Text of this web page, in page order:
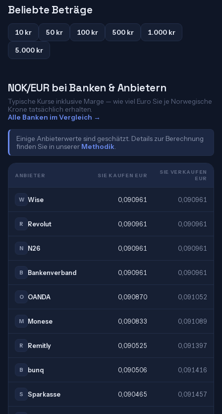
Beliebte Beträge
10 kr 50 kr 100 kr 500 kr
1.000 kr
5.000 kr
NOK/EUR bei Banken & Anbietern
Typische Kurse inklusive Marge — wie viel Euro Sie je Norwegische
Krone tatsächlich erhalten.
Alle Banken im Vergleich →
Einige Anbieterwerte sind geschätzt. Details zur Berechnung
finden Sie in unserer Methodik
ANBIETER SIE KAUFEN EUR
SIE VERKAUFEN
EUR
W Wise 0,090961 0,090961
R Revolut 0,090961 0,090961
N N26 0,090961 0,090961
B Bankenverband 0,090961 0,090961
O OANDA 0,090870 0,091052
M Monese 0,090833 0,091089
R Remitly 0,090525 0,091397
B bunq 0,090506 0,091416
S Sparkasse 0,090465 0,091457